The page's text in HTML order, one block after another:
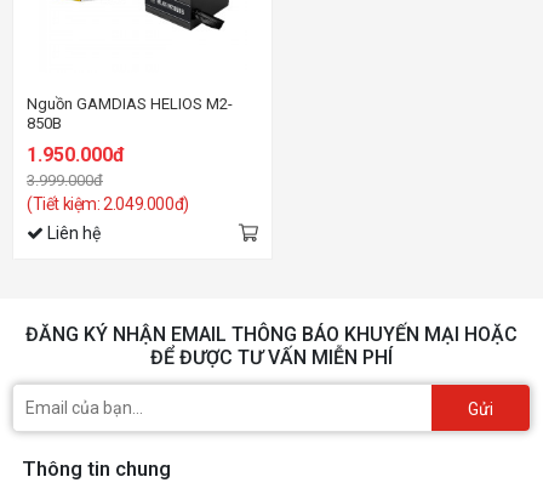
Nguồn GAMDIAS HELIOS M2-
850B
1.950.000đ
3.999.000đ
(Tiết kiệm: 2.049.000đ)
Liên hệ
ĐĂNG KÝ NHẬN EMAIL THÔNG BÁO KHUYẾN MẠI HOẶC
ĐỂ ĐƯỢC TƯ VẤN MIỄN PHÍ
Gửi
Thông tin chung